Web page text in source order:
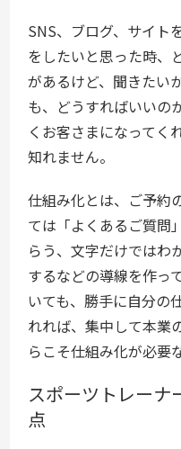
SNS、ブログ、サイト
をしたいと思った時、
があるけど、聞きたい
も、どうすればいいの
くお客さまになってく
知れません。
仕組み化とは、ご予約
ては「よくあるご質問
らう、文字だけではわ
するなどの導線を作っ
いても、勝手に自分の
れれば、集中して本業
らこそ仕組み化が必要
スポーツトレーナ
点